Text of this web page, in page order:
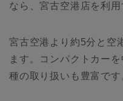
なら、宮古空港店を利用
宮古空港より約5分と空
ます。コンパクトカー
種の取り扱いも豊富です